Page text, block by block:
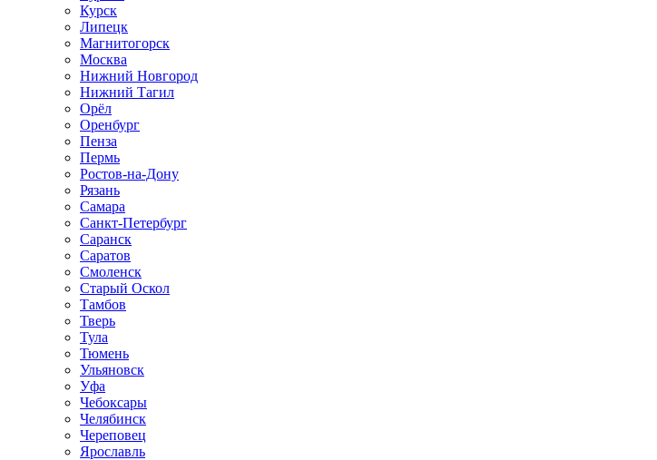
Курск
Липецк
Магнитогорск
Москва
Нижний Новгород
Нижний Тагил
Орёл
Оренбург
Пенза
Пермь
Ростов‑на‑Дону
Рязань
Самара
Санкт‑Петербург
Саранск
Саратов
Смоленск
Старый Оскол
Тамбов
Тверь
Тула
Тюмень
Ульяновск
Уфа
Чебоксары
Челябинск
Череповец
Ярославль